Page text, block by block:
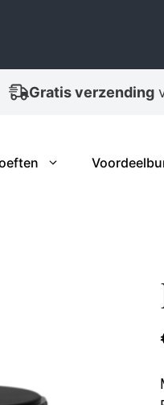
drukte bij PostNL,